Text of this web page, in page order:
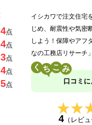
4点
4点
3点
4点
5点
イシカワで注文住宅
じめ、耐震性や気密
しよう！保障やアフ
なの工務店リサーチ
く こ
口コミに
4 （レビ